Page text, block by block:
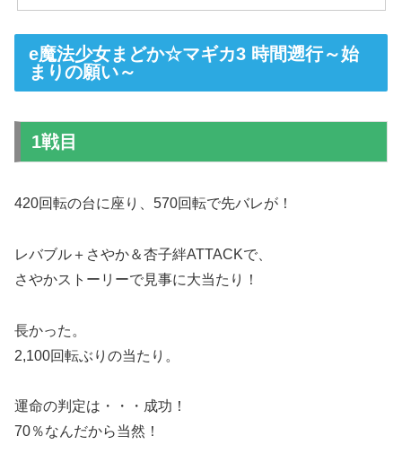
e魔法少女まどか☆マギカ3 時間遡行～始
まりの願い～
1戦目
420回転の台に座り、570回転で先バレが！
レバブル＋さやか＆杏子絆ATTACKで、
さやかストーリーで見事に大当たり！
長かった。
2,100回転ぶりの当たり。
運命の判定は・・・成功！
70％なんだから当然！